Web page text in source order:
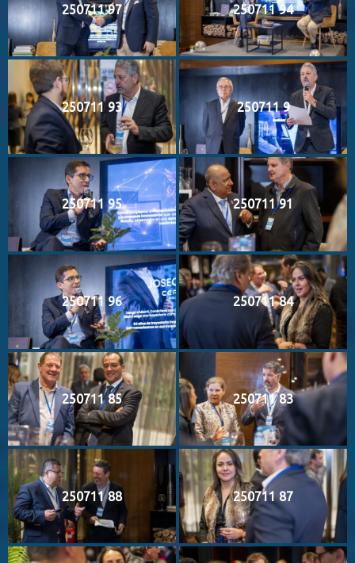
250711 97 250711 94
250711 93 250711 9
250711 95 250711 91
250711 96 250711 84
250711 85 250711 83
250711 88 250711 87